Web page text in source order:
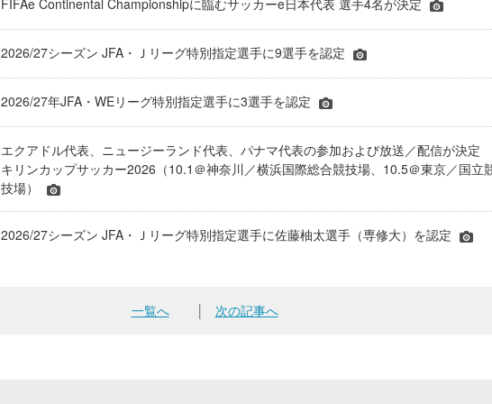
FIFAe Continental Championshipに臨むサッカーe日本代表 選手4名が決定
2026/27シーズン JFA・Ｊリーグ特別指定選手に9選手を認定
2026/27年JFA・WEリーグ特別指定選手に3選手を認定
エクアドル代表、ニュージーランド代表、パナマ代表の参加および放送／配信が決定
キリンカップサッカー2026（10.1＠神奈川／横浜国際総合競技場、10.5＠東京／国立
技場）
2026/27シーズン JFA・Ｊリーグ特別指定選手に佐藤柚太選手（専修大）を認定
一覧へ 次の記事へ